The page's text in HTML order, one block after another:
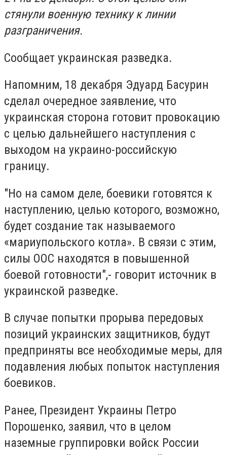
стянули военную технику к линии
разграничения.
Сообщает украинская разведка.
Напомним, 18 декабря Эдуард Басурин
сделал очередное заявление, что
украинская сторона готовит провокацию
с целью дальнейшего наступления с
выходом на украино-российскую
границу.
"Но на самом деле, боевики готовятся к
наступлению, целью которого, возможно,
будет создание так называемого
«мариупольского котла». В связи с этим,
силы ООС находятся в повышенной
боевой готовности",- говорит источник в
украинской разведке.
В случае попытки прорыва передовых
позиций украинских защитников, будут
предприняты все необходимые меры, для
подавления любых попыток наступления
боевиков.
Ранее, Президент Украины Петро
Порошенко, заявил, что в целом
наземные группировки войск России